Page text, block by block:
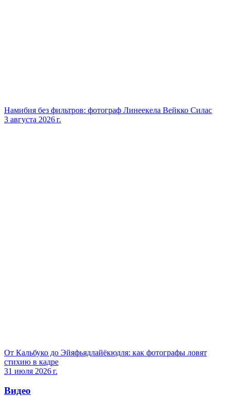
Намибия без фильтров: фотограф Линеекела Вейкко Силас
3 августа 2026 г.
От Кальбуко до Эйяфьядлайёкюдля: как фотографы ловят
стихию в кадре
31 июля 2026 г.
Видео